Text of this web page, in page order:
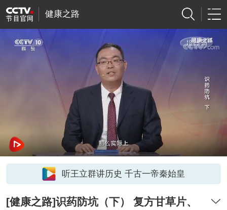
健康之路
听王立群讲历史 千古一帝秦始皇
[健康之路]识药防坑（下） 复方甘草片、